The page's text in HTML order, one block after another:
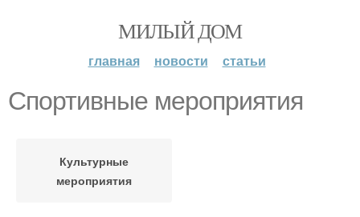
МИЛЫЙ ДОМ
главная новости статьи
Спортивные мероприятия
Культурные
мероприятия